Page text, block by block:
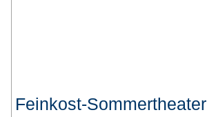
Feinkost-Sommertheater